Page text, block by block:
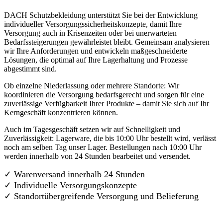
DACH Schutzbekleidung unterstützt Sie bei der Entwicklung
individueller Versorgungssicherheitskonzepte, damit Ihre
Versorgung auch in Krisenzeiten oder bei unerwarteten
Bedarfssteigerungen gewährleistet bleibt. Gemeinsam analysieren
wir Ihre Anforderungen und entwickeln maßgeschneiderte
Lösungen, die optimal auf Ihre Lagerhaltung und Prozesse
abgestimmt sind.
Ob einzelne Niederlassung oder mehrere Standorte: Wir
koordinieren die Versorgung bedarfsgerecht und sorgen für eine
zuverlässige Verfügbarkeit Ihrer Produkte – damit Sie sich auf Ihr
Kerngeschäft konzentrieren können.
Auch im Tagesgeschäft setzen wir auf Schnelligkeit und
Zuverlässigkeit: Lagerware, die bis 10:00 Uhr bestellt wird, verlässt
noch am selben Tag unser Lager. Bestellungen nach 10:00 Uhr
werden innerhalb von 24 Stunden bearbeitet und versendet.
✓ Warenversand innerhalb 24 Stunden
✓ Individuelle Versorgungskonzepte
✓ Standortübergreifende Versorgung und Belieferung